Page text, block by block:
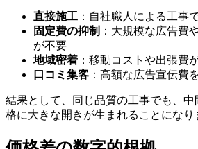
直接施工 ：自社職人による工事
固定費の抑制 ：大規模な広告費
が不要
地域密着 ：移動コストや出張費
口コミ集客 ：高額な広告宣伝費
結果として、同じ品質の工事でも、
格に大きな開きが生まれることになり